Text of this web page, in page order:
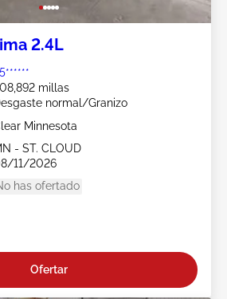
2.4L
millas
normal/Granizo
Minnesota
- ST. CLOUD
11/2026
has ofertado
Ofertar